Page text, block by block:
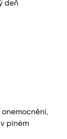
deň
plném